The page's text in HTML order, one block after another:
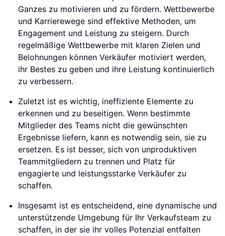
Ganzes zu motivieren und zu fördern. Wettbewerbe
und Karrierewege sind effektive Methoden, um
Engagement und Leistung zu steigern. Durch
regelmäßige Wettbewerbe mit klaren Zielen und
Belohnungen können Verkäufer motiviert werden,
ihr Bestes zu geben und ihre Leistung kontinuierlich
zu verbessern.
Zuletzt ist es wichtig, ineffiziente Elemente zu
erkennen und zu beseitigen. Wenn bestimmte
Mitglieder des Teams nicht die gewünschten
Ergebnisse liefern, kann es notwendig sein, sie zu
ersetzen. Es ist besser, sich von unproduktiven
Teammitgliedern zu trennen und Platz für
engagierte und leistungsstarke Verkäufer zu
schaffen.
Insgesamt ist es entscheidend, eine dynamische und
unterstützende Umgebung für Ihr Verkaufsteam zu
schaffen, in der sie ihr volles Potenzial entfalten